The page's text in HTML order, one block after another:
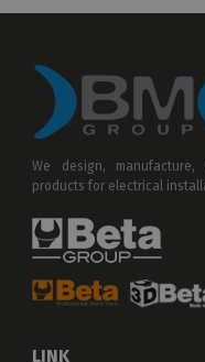
We design,
products for electrical
LINK